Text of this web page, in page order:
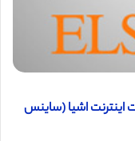
اینترنت اشیا (ساینس